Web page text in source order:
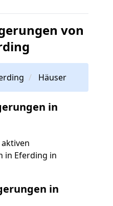
von
Häuser
in
in Eferding in
in